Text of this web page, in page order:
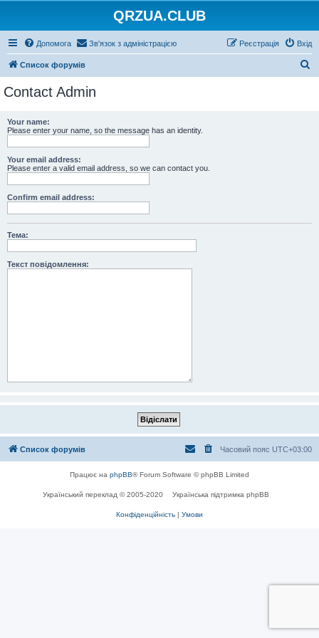
QRZUA.CLUB
Допомога Зв'язок з адміністрацією Вхід
Реєстрація
Список форумів
Contact Admin
Your name:
Please enter your name, so the message has an identity.
Your email address:
Please enter a valid email address, so we can contact you.
Confirm email address:
Тема:
Текст повідомлення:
Список форумів Часовий пояс UTC+03:00
Працює на phpBB® Forum Software © phpBB Limited
Український переклад © 2005-2020 Українська підтримка phpBB
Конфіденційність | Умови